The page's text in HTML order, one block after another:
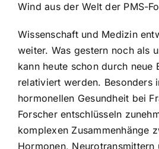
Wind aus der Welt der PMS-
Wissenschaft und Medizin
weiter. Was gestern noch als
kann heute schon durch neue
relativiert werden. Besonders
hormonellen Gesundheit bei
Forscher entschlüsseln
komplexen Zusammenhänge
Hormonen, Neurotransmittern